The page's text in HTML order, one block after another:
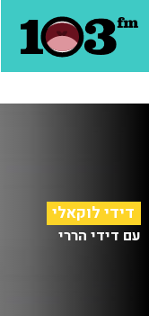
דידי לוקאלי
עם דידי הררי